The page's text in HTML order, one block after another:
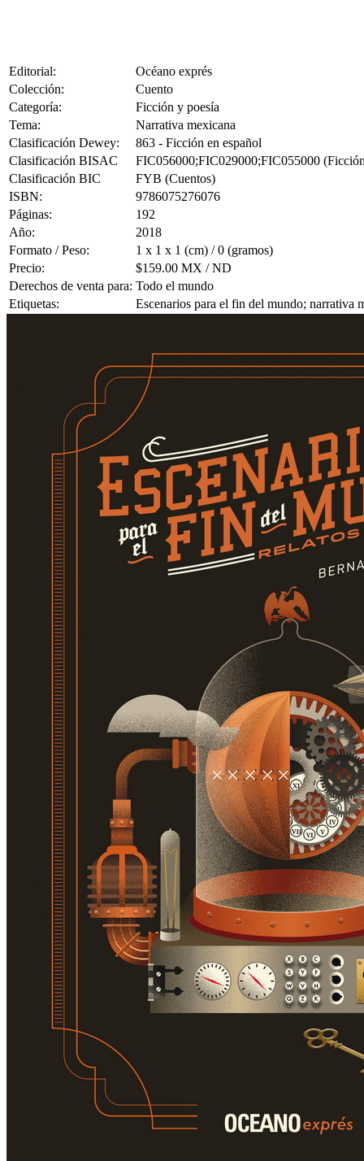
Editorial:
Océano exprés
Colección:
Cuento
Categoría:
Ficción y poesía
Tema:
Narrativa mexicana
Clasificación Dewey:
863 - Ficción en español
Clasificación BISAC
FIC056000;FIC029000;FIC055000
Clasificación BIC
FYB (Cuentos)
ISBN:
9786075276076
Páginas:
192
Año:
2018
Formato / Peso:
1 x 1 x 1 (cm) / 0 (gramos)
Precio:
$159.00 MX / ND
Derechos de venta para: Todo el mundo
Etiquetas:
Escenarios para el fin del mundo; narrativa